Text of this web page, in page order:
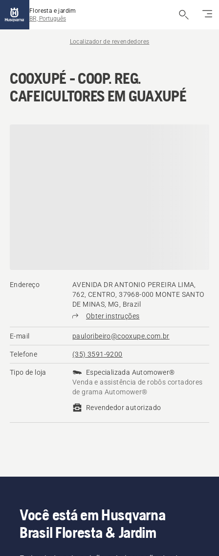
Floresta e jardim
BR, Português
Localizador de revendedores
COOXUPÉ - COOP. REG.
CAFEICULTORES EM GUAXUPÉ
Endereço
AVENIDA DR ANTONIO PEREIRA LIMA,
762, CENTRO, 37968-000 MONTE SANTO
DE MINAS, MG, Brazil
Obter instruções
E-mail pauloribeiro@cooxupe.com.br
Telefone (35) 3591-9200
Tipo de loja
Especializada Automower®
Venda e assistência de robôs cortadores
de grama Automower®
Revendedor autorizado
Você está em Husqvarna
Brasil Floresta & Jardim